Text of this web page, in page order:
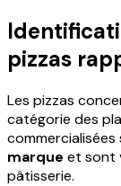
pizzas
Les pizzas
catégorie des
marque et sont
pâtisserie.